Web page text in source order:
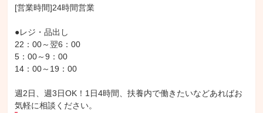
[営業時間]24時間営業
●レジ・品出し
22：00～翌6：00
5：00～9：00
14：00～19：00
週2日、週3日OK！1日4時間、扶養内で働きたいなどあればお
気軽に相談ください。